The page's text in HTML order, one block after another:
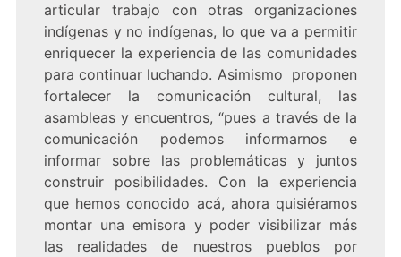
articular trabajo con otras organizaciones
indígenas y no indígenas, lo que va a permitir
enriquecer la experiencia de las comunidades
para continuar luchando. Asimismo proponen
fortalecer la comunicación cultural, las
asambleas y encuentros, “pues a través de la
comunicación podemos informarnos e
informar sobre las problemáticas y juntos
construir posibilidades. Con la experiencia
que hemos conocido acá, ahora quisiéramos
montar una emisora y poder visibilizar más
las realidades de nuestros pueblos por